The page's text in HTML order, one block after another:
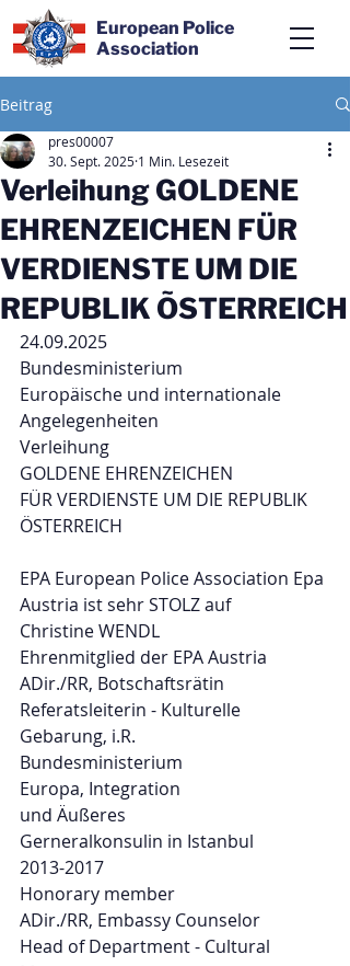
European Police
Association
Beitrag
Verleihung GOLDENE
EHRENZEICHEN FÜR
VERDIENSTE UM DIE
REPUBLIK ÕSTERREICH
pres00007
30. Sept. 2025 1 Min. Lesezeit
24.09.2025
Bundesministerium
Europäische und internationale
Angelegenheiten
Verleihung
GOLDENE EHRENZEICHEN
FÜR VERDIENSTE UM DIE REPUBLIK
ÖSTERREICH
EPA European Police Association Epa
Austria ist sehr STOLZ auf
Christine WENDL
Ehrenmitglied der EPA Austria
ADir./RR, Botschaftsrätin
Referatsleiterin - Kulturelle
Gebarung, i.R.
Bundesministerium
Europa, Integration
und Äußeres
Gerneralkonsulin in Istanbul
2013-2017
Honorary member
ADir./RR, Embassy Counselor
Head of Department - Cultural